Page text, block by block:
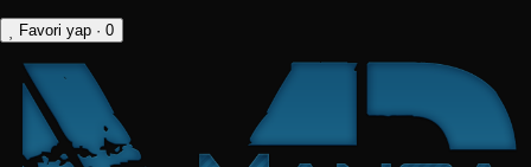
Favori yap · 0